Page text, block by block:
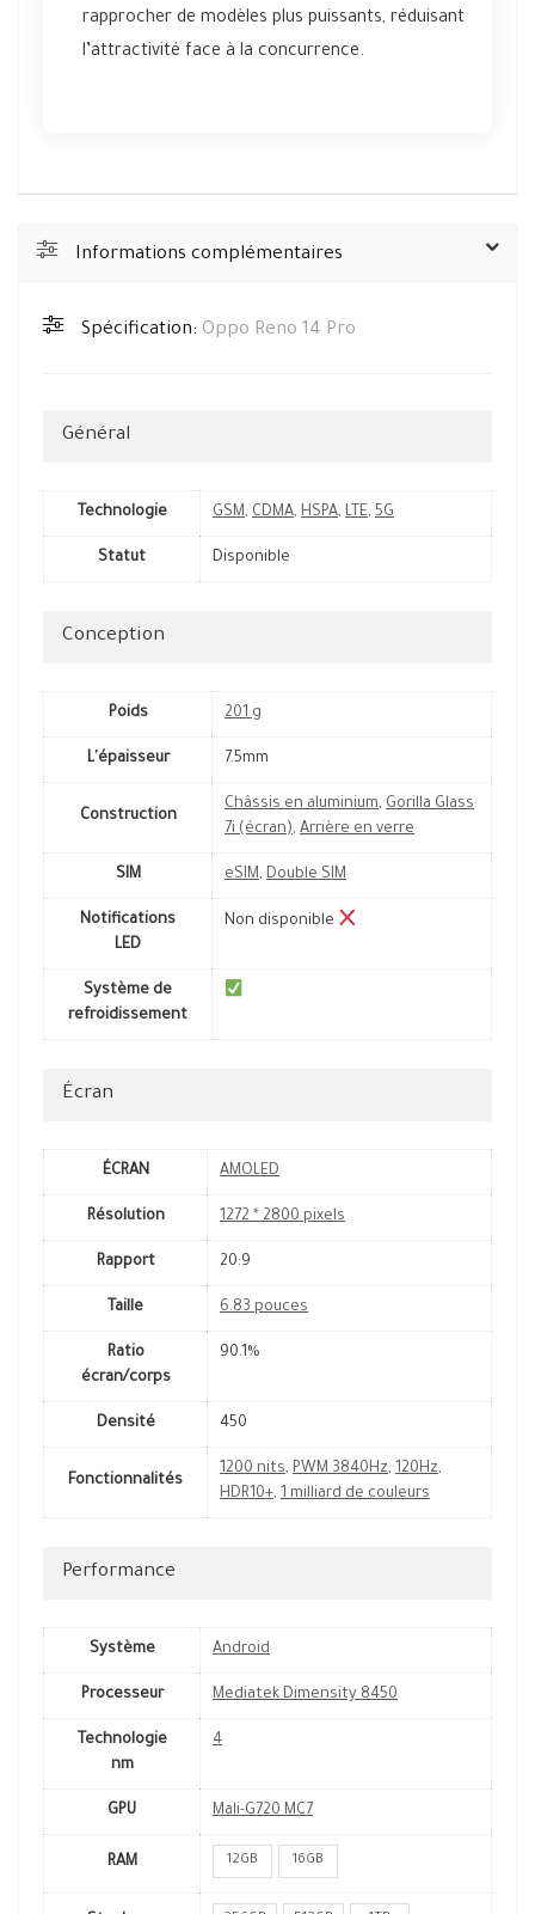
rapprocher de modèles plus puissants, réduisant
l’attractivité face à la concurrence.
Informations complémentaires
Spécification: Oppo Reno 14 Pro
Général
Technologie GSM, CDMA, HSPA, LTE, 5G
Statut Disponible
Conception
Poids 201 g
L'épaisseur 7.5mm
Construction
Châssis en aluminium, Gorilla Glass
7i (écran), Arrière en verre
SIM eSIM, Double SIM
Notifications
LED
Non disponible
Système de
refroidissement
Écran
ÉCRAN AMOLED
Résolution 1272 * 2800 pixels
Rapport 20:9
Taille 6.83 pouces
Ratio
écran/corps
90.1%
Densité 450
Fonctionnalités
1200 nits, PWM 3840Hz, 120Hz,
HDR10+, 1 milliard de couleurs
Performance
Système Android
Processeur Mediatek Dimensity 8450
Technologie
nm
4
GPU Mali-G720 MC7
RAM 12GB 16GB